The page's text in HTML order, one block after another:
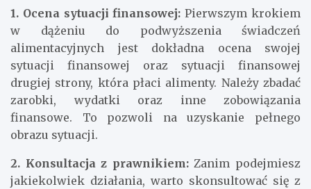
1. Ocena sytuacji finansowej: Pierwszym krokiem
w dążeniu do podwyższenia świadczeń
alimentacyjnych jest dokładna ocena swojej
sytuacji finansowej oraz sytuacji finansowej
drugiej strony, która płaci alimenty. Należy zbadać
zarobki, wydatki oraz inne zobowiązania
finansowe. To pozwoli na uzyskanie pełnego
obrazu sytuacji.
2. Konsultacja z prawnikiem:Zanim podejmiesz
jakiekolwiek działania, warto skonsultować się z